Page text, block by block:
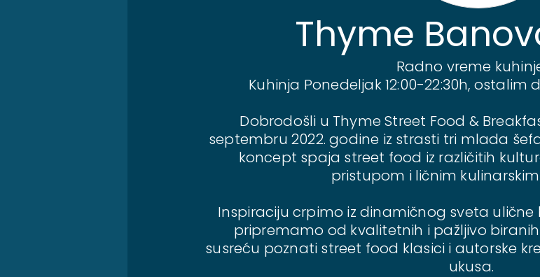
Thyme
Radno vreme
Kuhinja Ponedeljak 12:00-22:30h, ostalim
Dobrodošli u Thyme Street Food &
septembru 2022. godine iz strasti tri mlada
koncept spaja street food iz različitih
pristupom i ličnim
Inspiraciju crpimo iz dinamičnog sveta ulične
pripremamo od kvalitetnih i pažljivo
susreću poznati street food klasici i autorske
ukusa.